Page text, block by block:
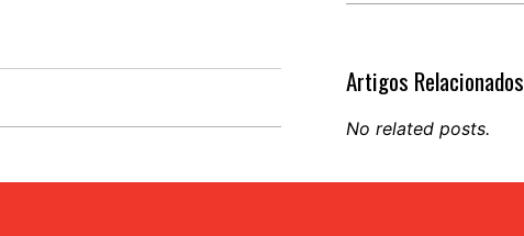
Artigos Relacionados
No related posts.